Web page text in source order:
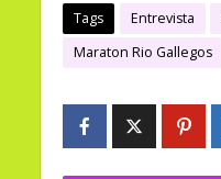
Tags Entrevista
Maraton Rio Gallegos